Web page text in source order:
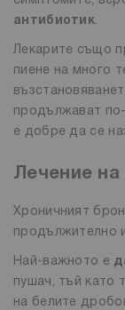
антибиотик.
Лекарите също
пиене на много
продължават
е добре да се
Лечение на
Хроничният
продължително
Най-важното е
пушач, тъй като
на белите